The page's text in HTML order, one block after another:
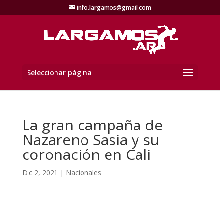
info.largamos@gmail.com
Seleccionar página
La gran campaña de
Nazareno Sasia y su
coronación en Cali
Dic 2, 2021 | Nacionales